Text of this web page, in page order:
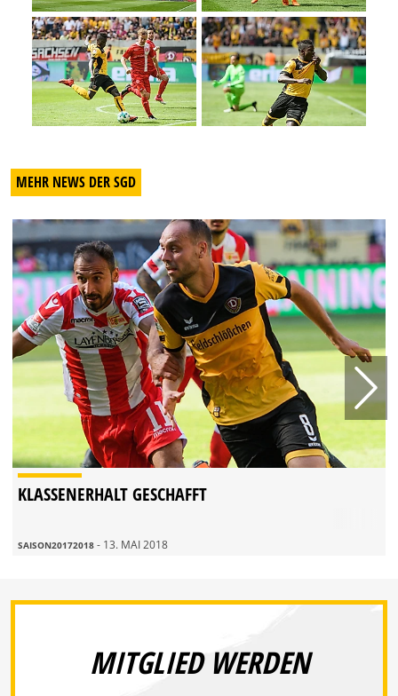
MEHR NEWS DER SGD
KLASSENERHALT GESCHAFFT
SAISON20172018 - 13. MAI 2018
MITGLIED WERDEN